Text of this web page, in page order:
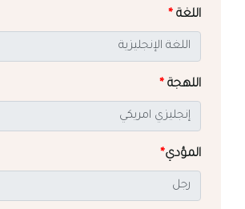
اللغة *
اللهجة *
المؤدي*